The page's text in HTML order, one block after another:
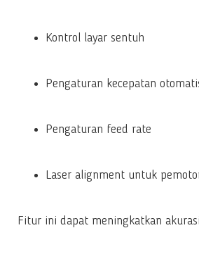
Kontrol layar sentuh
Pengaturan kecepatan
Pengaturan feed rate
Laser alignment untuk
Fitur ini dapat meningkatkan